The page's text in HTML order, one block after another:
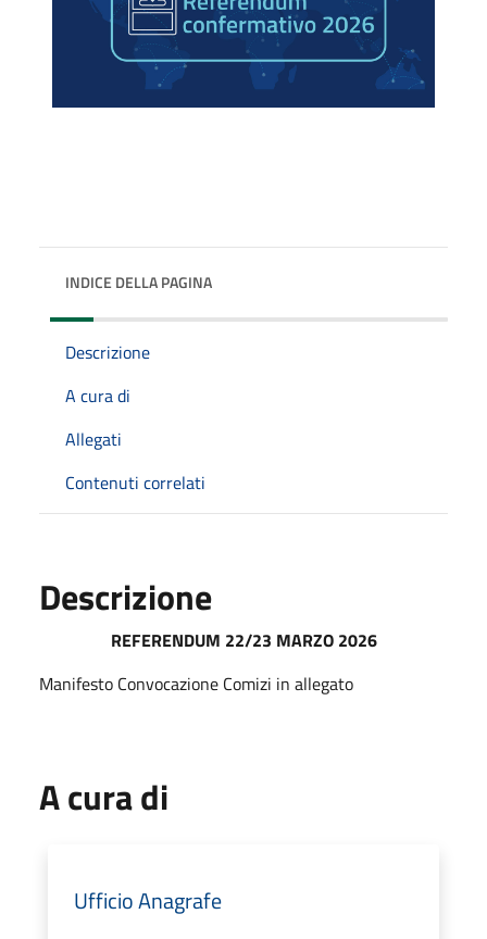
INDICE DELLA PAGINA
Descrizione
A cura di
Allegati
Contenuti correlati
Descrizione
REFERENDUM 22/23 MARZO 2026
Manifesto Convocazione Comizi in allegato
A cura di
Ufficio Anagrafe